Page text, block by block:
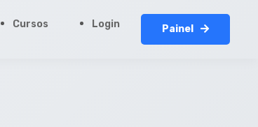
Cursos Login Painel